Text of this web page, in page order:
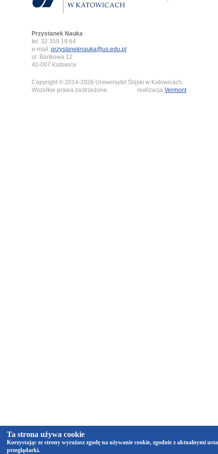
Przystanek Nauka
tel. 32 359 19 64
e-mail: przystaneknauka@us.edu.pl
ul. Bankowa 12
40-007 Katowice
Copyright © 2014-2026 Uniwersytet Śląski w Katowicach.
Wszelkie prawa zastrzeżone.
realizacja Vermont
Ta strona używa cookie
Korzystając ze strony wyrażasz zgodę na używanie cookie, zgodnie z aktualnymi
przeglądarki.